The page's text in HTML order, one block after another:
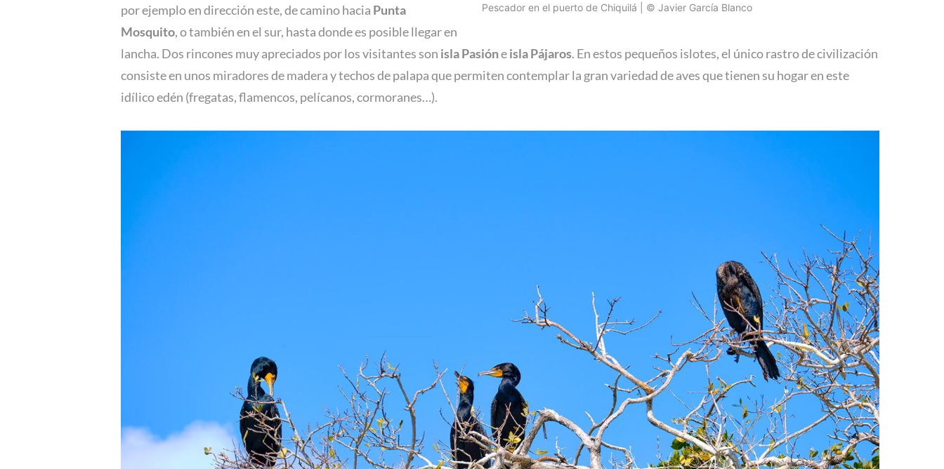
Pescador en el puerto de Chiquilá | © Javier García Blanco
por ejemplo en dirección este, de camino hacia Punta
Mosquito, o también en el sur, hasta donde es posible llegar en
lancha. Dos rincones muy apreciados por los visitantes son isla Pasióneisla Pájaros. En estos pequeños islotes, el único rastro de civilización
consiste en unos miradores de madera y techos de palapa que permiten contemplar la gran variedad de aves que tienen su hogar en este
idílico edén (fregatas, flamencos, pelícanos, cormoranes…).